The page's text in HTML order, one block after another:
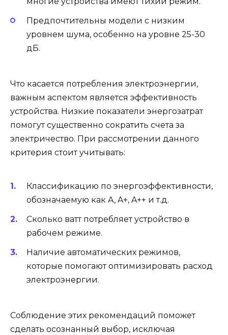
Предпочтительны модели с низким
уровнем шума, особенно на уровне 25-30
дБ.
Что касается потребления электроэнергии,
важным аспектом является эффективность
устройства. Низкие показатели энергозатрат
помогут существенно сократить счета за
электричество. При рассмотрении данного
критерия стоит учитывать:
Классификацию по энергоэффективности,
обозначаемую как A, A+, A++ и т.д.
Сколько ватт потребляет устройство в
рабочем режиме.
Наличие автоматических режимов,
которые помогают оптимизировать расход
электроэнергии.
Соблюдение этих рекомендаций поможет
сделать осознанный выбор, исключая